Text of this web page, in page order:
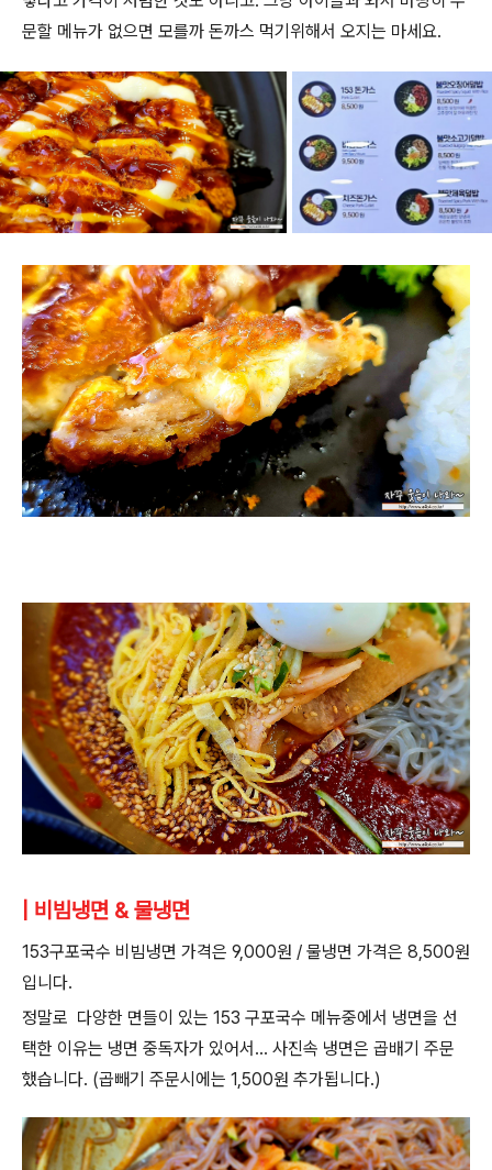
문할 메뉴가 없으면 모를까 돈까스 먹기위해서 오지는 마세요.
| 비빔냉면 & 물냉면
153구포국수 비빔냉면 가격은 9,000원 / 물냉면 가격은 8,500원
입니다.
정말로 다양한 면들이 있는 153 구포국수 메뉴중에서 냉면을 선
택한 이유는 냉면 중독자가 있어서... 사진속 냉면은 곱배기 주문
했습니다. (곱빼기 주문시에는 1,500원 추가됩니다.)